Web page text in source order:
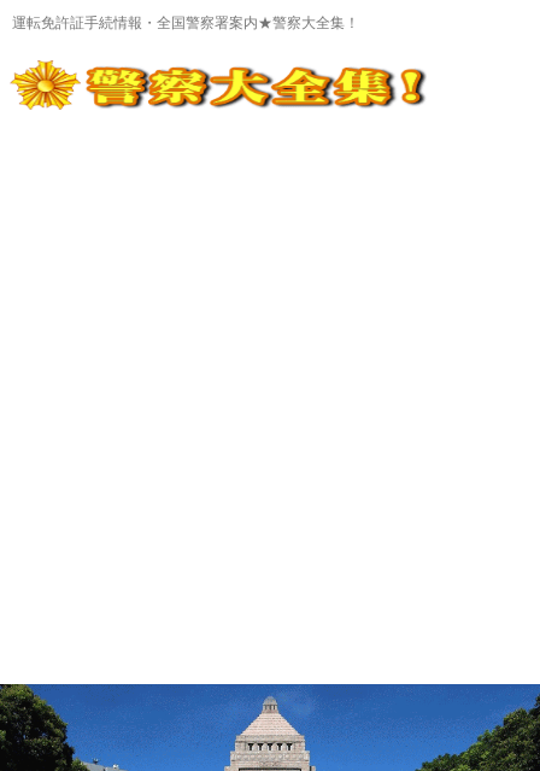
運転免許証手続情報・全国警察署案内★警察大全集！